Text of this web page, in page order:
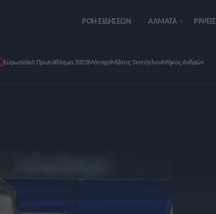
ΡΟΗ ΕΙΔΗΣΕΩΝ ΑΛΜΑΤΑ ΡIΨΕΙΣ
Ευρωπαϊκό Πρωτάθλημα 2022ΜόναχοΜίλτος ΤεντόγλουΜήκος Ανδρών